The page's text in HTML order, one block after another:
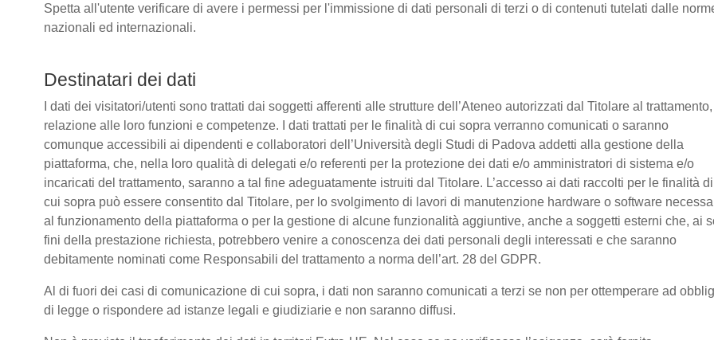
Spetta all'utente verificare di avere i permessi per l'immissione di dati personali di terzi o di contenuti tutelati dalle
nazionali ed internazionali.
Destinatari dei dati
I dati dei visitatori/utenti sono trattati dai soggetti afferenti alle strutture dell’Ateneo autorizzati dal Titolare al
relazione alle loro funzioni e competenze. I dati trattati per le finalità di cui sopra verranno comunicati o saranno
comunque accessibili ai dipendenti e collaboratori dell’Università degli Studi di Padova addetti alla gestione della
piattaforma, che, nella loro qualità di delegati e/o referenti per la protezione dei dati e/o amministratori di sistema e/o
incaricati del trattamento, saranno a tal fine adeguatamente istruiti dal Titolare. L’accesso ai dati raccolti per le finalità di
cui sopra può essere consentito dal Titolare, per lo svolgimento di lavori di manutenzione hardware o software
al funzionamento della piattaforma o per la gestione di alcune funzionalità aggiuntive, anche a soggetti esterni che, ai
fini della prestazione richiesta, potrebbero venire a conoscenza dei dati personali degli interessati e che saranno
debitamente nominati come Responsabili del trattamento a norma dell’art. 28 del GDPR.
Al di fuori dei casi di comunicazione di cui sopra, i dati non saranno comunicati a terzi se non per ottemperare ad
di legge o rispondere ad istanze legali e giudiziarie e non saranno diffusi.